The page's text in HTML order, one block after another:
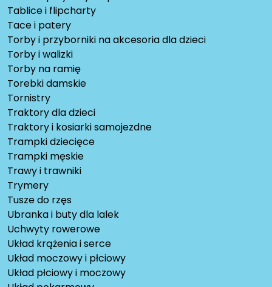
Tablice i flipcharty
Tace i patery
Torby i przyborniki na akcesoria dla dzieci
Torby i walizki
Torby na ramię
Torebki damskie
Tornistry
Traktory dla dzieci
Traktory i kosiarki samojezdne
Trampki dziecięce
Trampki męskie
Trawy i trawniki
Trymery
Tusze do rzęs
Ubranka i buty dla lalek
Uchwyty rowerowe
Układ krążenia i serce
Układ moczowy i płciowy
Układ płciowy i moczowy